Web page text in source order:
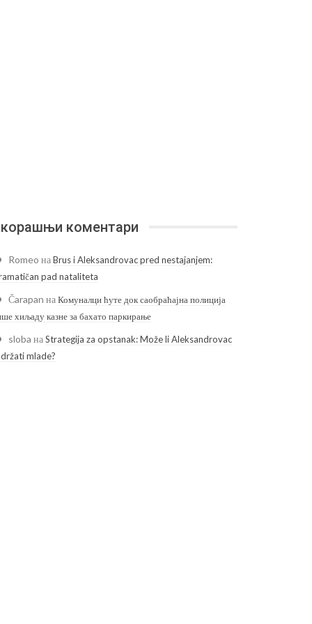
коментари
Romeo наBrus i Aleksandrovac pred nestajanjem:
pad nataliteta
Čarapan наКомуналци ћуте док саобраћајна полиција
хиљаду казне за бахато паркирање
sloba наStrategija za opstanak: Može li Aleksandrovac
mlade?